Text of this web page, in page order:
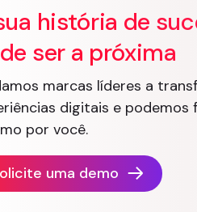
história de
ser a próxima
marcas líderes a
digitais e podemos
por você.
uma demo